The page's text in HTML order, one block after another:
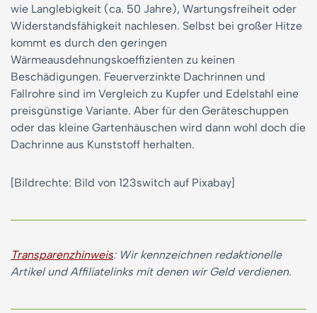
wie Langlebigkeit (ca. 50 Jahre), Wartungsfreiheit oder
Widerstandsfähigkeit nachlesen. Selbst bei großer Hitze
kommt es durch den geringen
Wärmeausdehnungskoeffizienten zu keinen
Beschädigungen. Feuerverzinkte Dachrinnen und
Fallrohre sind im Vergleich zu Kupfer und Edelstahl eine
preisgünstige Variante. Aber für den Geräteschuppen
oder das kleine Gartenhäuschen wird dann wohl doch die
Dachrinne aus Kunststoff herhalten.
[Bildrechte: Bild von 123switch auf Pixabay]
Transparenzhinweis: Wir kennzeichnen redaktionelle
Artikel und Affiliatelinks mit denen wir Geld verdienen.